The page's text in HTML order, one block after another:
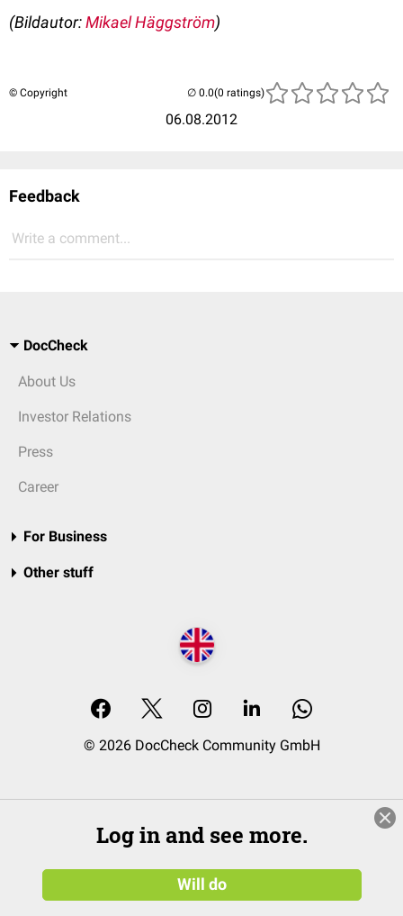
(Bildautor:Mikael Häggström)
© Copyright
06.08.2012
(0 ratings)
Feedback
Write a comment...
DocCheck
About Us
Investor Relations
Press
Career
For Business
Other stuff
© 2026 DocCheck Community GmbH
Log in and see more.
Will do